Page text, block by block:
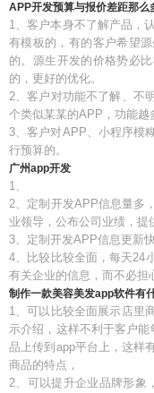
APP开发预算与报价差距那么
1、客户本身不了解产品，
有模板的，有的客户希望
的。源生开发的价格势必
的，更好的优化。
2、客户对功能不了解、不
个类似某某的APP，功能越
3、客户对APP、小程序模
行预算的。
广州app开发
1、
2、定制开发APP信息量多
业领导，公布公司业绩，提
3、定制开发APP信息更新快
4、比较比较全面，每天24
有关企业的信息，而不必担
制作一款美容美发app软件有
1、可以比较全面展示店里
示介绍，这样不利于客户
品上传到app平台上，这样
商品的特点，
2、可以提升企业品牌形象